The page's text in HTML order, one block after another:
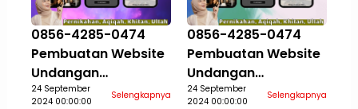
0856-4285-0474
Pembuatan Website
Undangan
Pernikahan Aqiqah
24 September
2024 00:00:00
Selengkapnya
0856-4285-0474
Pembuatan Website
Undangan
Pernikahan Aqiqah
24 September
2024 00:00:00
Selengkapnya